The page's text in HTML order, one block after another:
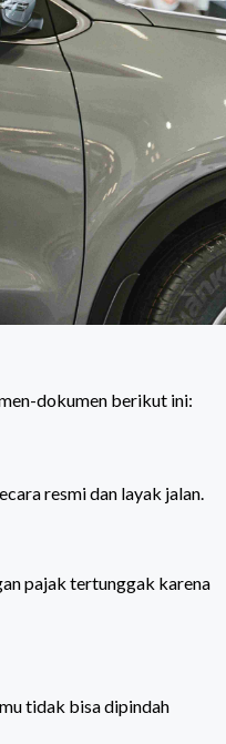
dokumen berikut ini:
resmi dan layak jalan.
pajak tertunggak karena
tidak bisa dipindah